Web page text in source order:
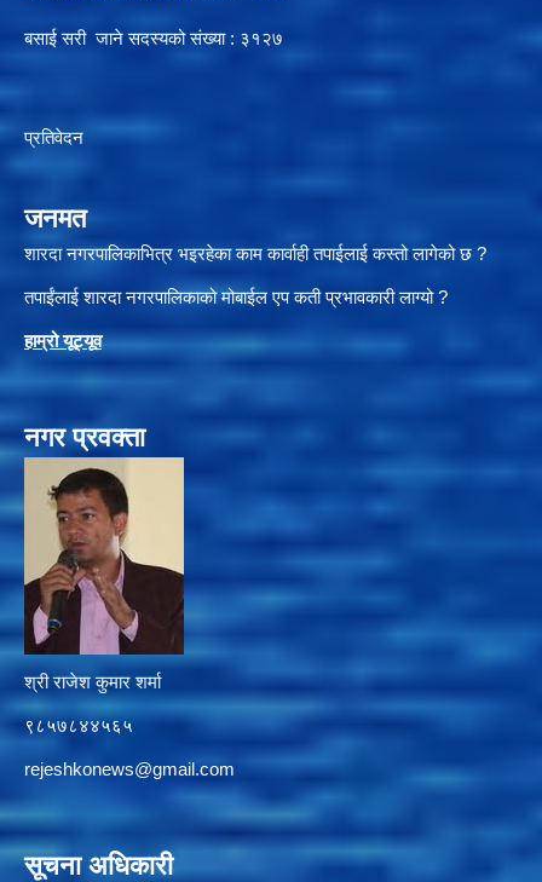
बसाई सरी जाने सदस्यको संख्या : ३१२७
प्रतिवेदन
जनमत
शारदा नगरपालिकाभित्र भइरहेका काम कार्वाही तपाईलाई कस्तो लागेको छ ?
तपाईंलाई शारदा नगरपालिकाको मोबाईल एप कती प्रभावकारी लाग्यो ?
हाम्रो यूट्यूव
नगर प्रवक्ता
श्री राजेश कुमार शर्मा
९८५७८४४५६५
rejeshkonews@gmail.com
सूचना अधिकारी